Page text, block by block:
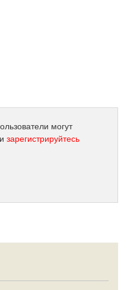
могут
зарегистрируйтесь